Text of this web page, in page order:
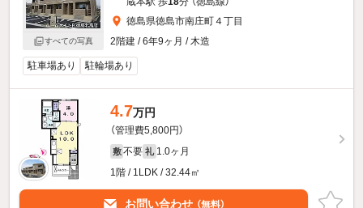
すべての写真
徳島県徳島市南庄町４丁目
2階建 / 6年9ヶ月 / 木造
駐車場あり 駐輪場あり
4.7万円
（管理費5,800円）
敷 不要 礼 1.0ヶ月
1階 / 1LDK / 32.44㎡
お問い合わせ （無料）